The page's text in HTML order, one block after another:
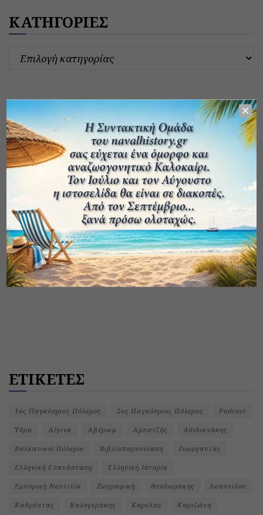
ΚΑΤΗΓΟΡΙΕΣ
ΕΤΙΚΕΤΕΣ
1ος Παγκόσμιος Πόλεμος 2ος Παγκόσμιος Πόλεμος Podcast
Ύδρα Αίγινα Αβέρωφ Αμπατζής Απιδιανάκης
Βαλκανικοί Πόλεμοι Βιβλιοπαρουσίαση Γεωργαντάς
Ελληνική Επανάσταση Ελληνική Ιστορία
Εμπορική Ναυτιλία Ζωγραφική Θεοδωράκης Ιωαννίδου
Καθρέπτας Καλογεράκης Καρέλας Καριζώνη